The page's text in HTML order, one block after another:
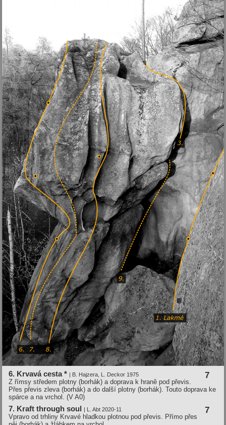
6. Krvavá cesta * | B. Hajzera, L. Deckor 1975 7
Z římsy středem plotny (borhák) a doprava k hraně pod převis.
Přes převis zleva (borhák) a do další plotny (borhák). Touto doprava ke
spárce a na vrchol. (V A0)
7. Kraft through soul | L. Abt 2020-11 7
Vpravo od trhliny Krvavé hladkou plotnou pod převis. Přímo přes